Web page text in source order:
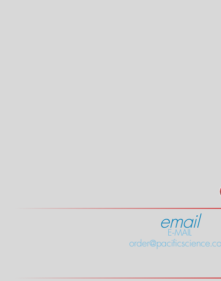
email
E-MAIL